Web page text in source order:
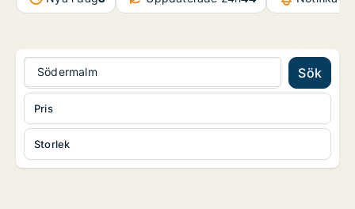
Södermalm Sök
Storlek
Pris